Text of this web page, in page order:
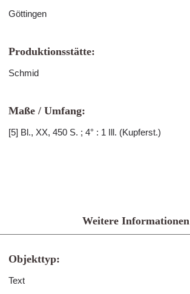
Göttingen
Produktionsstätte:
Schmid
Maße / Umfang:
[5] Bl., XX, 450 S. ; 4° : 1 Ill. (Kupferst.)
Weitere Informationen
Objekttyp:
Text